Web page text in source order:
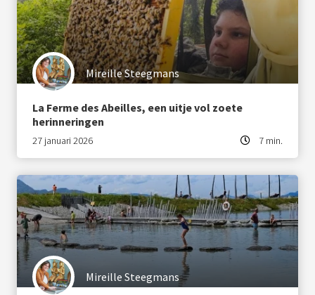
Mireille Steegmans
La Ferme des Abeilles, een uitje vol zoete
herinneringen
27 januari 2026 7 min.
Mireille Steegmans